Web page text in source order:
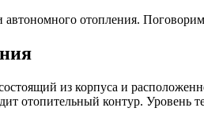
отопления.
из корпуса и
отопительный контур. Уровень